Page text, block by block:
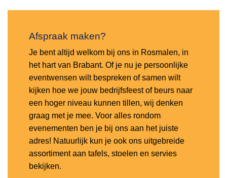
Afspraak maken?
Je bent altijd welkom bij ons in Rosmalen, in
het hart van Brabant. Of je nu je persoonlijke
eventwensen wilt bespreken of samen wilt
kijken hoe we jouw bedrijfsfeest of beurs naar
een hoger niveau kunnen tillen, wij denken
graag met je mee. Voor alles rondom
evenementen ben je bij ons aan het juiste
adres! Natuurlijk kun je ook ons uitgebreide
assortiment aan tafels, stoelen en servies
bekijken.